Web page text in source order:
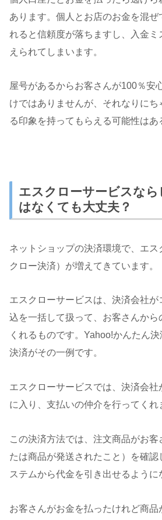
あります。個人とお店のお金を混
れると信頼度が落ちますし、入金
えられてしまいます。
屋号があるからお客さんが100％安
けではありませんが、それなりに
る印象を持ってもらえる可能性はあ
エスクローサービスな
はなくても大丈夫？
ネットショップの決済環境で、エス
クロー決済）が増えてきています。
エスクローサービスは、決済会社
込を一括して扱って、お客さんから
くれるものです。Yahoo!かんたん決
決済がその一例です。
エスクローサービスでは、決済会社
に入り、支払いの仲介を行ってくれ
この決済方法では、注文商品がお客
たは商品が発送されたこと）を確
ステムから代金を引き出せるように
お客さんがお金を払ったけれど商品